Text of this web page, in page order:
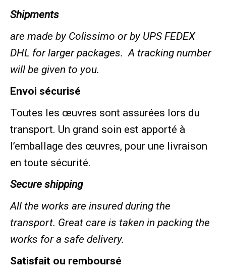
Shipments
are made by Colissimo or by UPS FEDEX
DHL for larger packages. A tracking number
will be given to you.
Envoi sécurisé
Toutes les œuvres sont assurées lors du
transport. Un grand soin est apporté à
l’emballage des œuvres, pour une livraison
en toute sécurité.
Secure shipping
All the works are insured during the
transport. Great care is taken in packing the
works for a safe delivery.
Satisfait ou remboursé